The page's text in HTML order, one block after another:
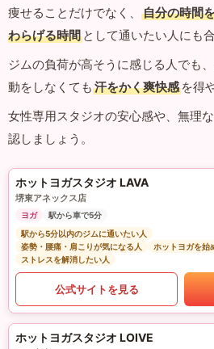
痩せることだけでなく、
自分の時間
わらげる時間 として通いたい人にも合
ジムの負荷が高そうに感じる人でも
動をしなくても 汗をかく爽快感 を得
女性専用スタジオの安心感や、無理
認しましょう。
ホットヨガスタジオ LAVA
堺東アネックス店
ヨガ
駅から車で5分
駅から5分以内のジムに通いたい人
姿勢・腰痛・肩こりが気になる人
ホットヨガを始
ストレスを解消したい人
公式サイトを見る
ホットヨガスタジオ LOIVE